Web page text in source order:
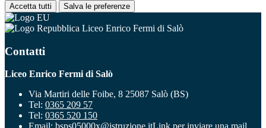
Accetta tutti Salva le preferenze
Liceo Enrico Fermi di Salò
Contatti
Liceo Enrico Fermi di Salò
Via Martiri delle Foibe, 8 25087 Salò (BS)
Tel: 0365 209 57
Tel: 0365 520 150